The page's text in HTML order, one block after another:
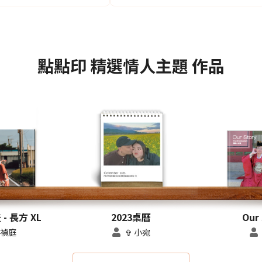
點點印 精選情人主題作品
長方 XL
庭
2023桌曆
✞ 小宛